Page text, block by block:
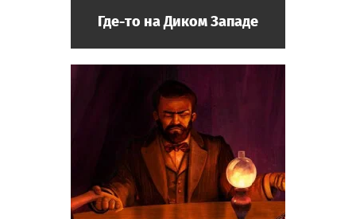
Где-то на Диком Западе